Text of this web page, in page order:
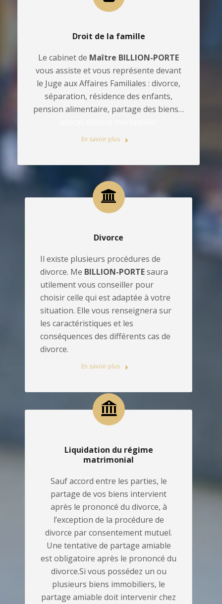
Droit de la famille
Le cabinet de Maître BILLION-PORTE
vous assiste et vous représente devant
le Juge aux Affaires Familiales : divorce,
séparation, résidence des enfants,
pension alimentaire, partage des biens…
En savoir plus
Divorce
Il existe plusieurs procédures de
divorce. Me BILLION-PORTEsaura
utilement vous conseiller pour
choisir celle qui est adaptée à votre
situation. Elle vous renseignera sur
les caractéristiques et les
conséquences des différents cas de
divorce.
En savoir plus
Liquidation du régime
matrimonial
Sauf accord entre les parties, le
partage de vos biens intervient
après le prononcé du divorce, à
l’exception de la procédure de
divorce par consentement mutuel.
Une tentative de partage amiable
est obligatoire après le prononcé du
divorce.Si vous possédez un ou
plusieurs biens immobiliers, le
partage amiable doit intervenir chez